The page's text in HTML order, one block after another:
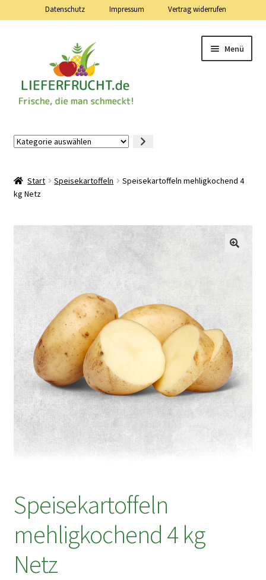
Datenschutz Impressum Vertrag widerrufen
Menü
Warenkorb
Vertrag widerrufen
Kategorie
Start Speisekartoffeln
Speisekartoffeln mehligkochend 4
kg Netz
Speisekartoffeln
mehligkochend 4 kg
Netz